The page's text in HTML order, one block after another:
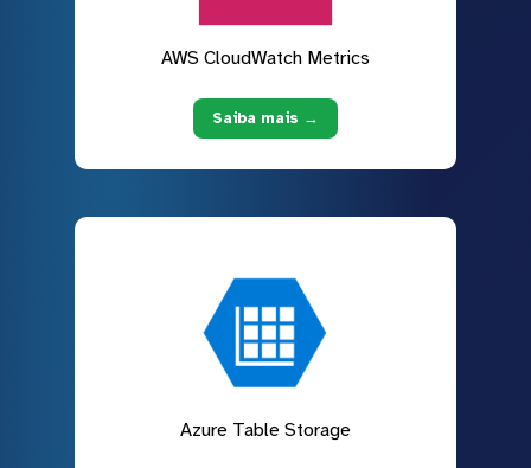
AWS CloudWatch Metrics
Saiba mais →
Azure Table Storage